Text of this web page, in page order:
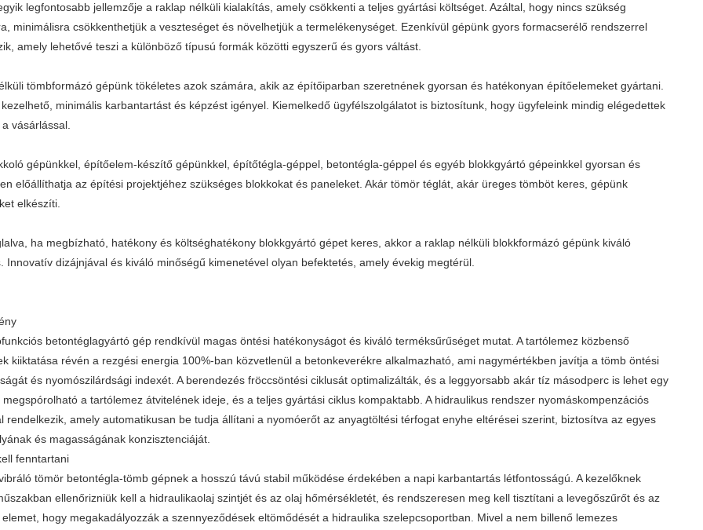
legfontosabb jellemzője a raklap nélküli kialakítás, amely csökkenti a teljes gyártási költséget. Azáltal, hogy nincs szükség
minimálisra csökkenthetjük a veszteséget és növelhetjük a termelékenységet. Ezenkívül gépünk gyors formacserélő rendszerrel
amely lehetővé teszi a különböző típusú formák közötti egyszerű és gyors váltást.
tömbformázó gépünk tökéletes azok számára, akik az építőiparban szeretnének gyorsan és hatékonyan építőelemeket gyártani.
minimális karbantartást és képzést igényel. Kiemelkedő ügyfélszolgálatot is biztosítunk, hogy ügyfeleink mindig elégedettek
vásárlással.
gépünkkel, építőelem-készítő gépünkkel, építőtégla-géppel, betontégla-géppel és egyéb blokkgyártó gépeinkkel gyorsan és
előállíthatja az építési projektjéhez szükséges blokkokat és paneleket. Akár tömör téglát, akár üreges tömböt keres, gépünk
elkészíti.
ha megbízható, hatékony és költséghatékony blokkgyártó gépet keres, akkor a raklap nélküli blokkformázó gépünk kiváló
Innovatív dizájnjával és kiváló minőségű kimenetével olyan befektetés, amely évekig megtérül.
betontéglagyártó gép rendkívül magas öntési hatékonyságot és kiváló terméksűrűséget mutat. A tartólemez közbenső
kiiktatása révén a rezgési energia 100%-ban közvetlenül a betonkeverékre alkalmazható, ami nagymértékben javítja a tömb öntési
és nyomószilárdsági indexét. A berendezés fröccsöntési ciklusát optimalizálták, és a leggyorsabb akár tíz másodperc is lehet egy
a tartólemez átvitelének ideje, és a teljes gyártási ciklus kompaktabb. A hidraulikus rendszer nyomáskompenzációs
rendelkezik, amely automatikusan be tudja állítani a nyomóerőt az anyagtöltési térfogat enyhe eltérései szerint, biztosítva az egyes
és magasságának konzisztenciáját.
fenntartani
tömör betontégla-tömb gépnek a hosszú távú stabil működése érdekében a napi karbantartás létfontosságú. A kezelőknek
ellenőrizniük kell a hidraulikaolaj szintjét és az olaj hőmérsékletét, és rendszeresen meg kell tisztítani a levegőszűrőt és az
hogy megakadályozzák a szennyeződések eltömődését a hidraulika szelepcsoportban. Mivel a nem billenő lemezes